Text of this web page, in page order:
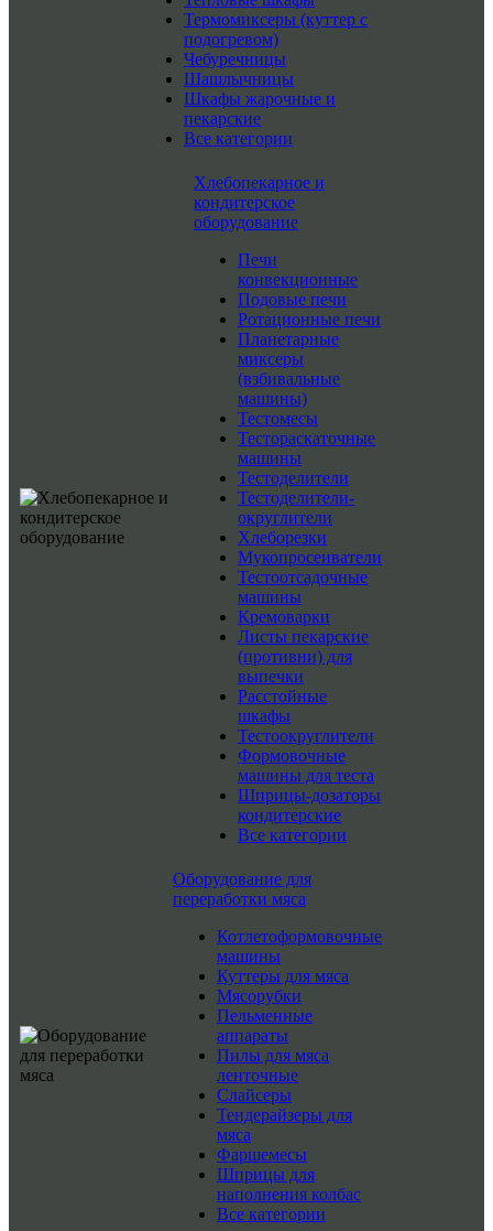
Термомиксеры (куттер с
подогревом)
Чебуречницы
Шашлычницы
Шкафы жарочные и
пекарские
Все категории
Хлебопекарное и
кондитерское
оборудование
Печи
конвекционные
Подовые печи
Ротационные печи
Планетарные
миксеры
(взбивальные
машины)
Тестомесы
Тестораскаточные
машины
Тестоделители
Тестоделители-
округлители
Хлеборезки
Мукопросеиватели
Тестоотсадочные
машины
Кремоварки
Листы пекарские
(противни) для
выпечки
Расстойные
шкафы
Тестоокруглители
Формовочные
машины для теста
Шприцы-дозаторы
кондитерские
Все категории
Оборудование для
переработки мяса
Котлетоформовочные
машины
Куттеры для мяса
Мясорубки
Пельменные
аппараты
Пилы для мяса
ленточные
Слайсеры
Тендерайзеры для
мяса
Фаршемесы
Шприцы для
наполнения колбас
Все категории